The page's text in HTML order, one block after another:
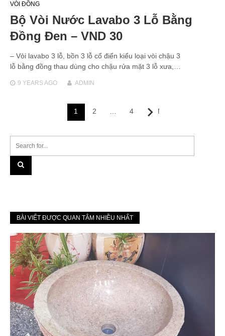
VÒI ĐỒNG
Bộ Vòi Nước Lavabo 3 Lỗ Bằng
Đồng Đen – VND 30
– Vòi lavabo 3 lỗ, bồn 3 lỗ cổ điển kiểu loại vòi chậu 3
lỗ bằng đồng thau dùng cho chậu rửa mặt 3 lỗ xưa,…
9 YEARSAGO ADMIN
1 2 … 4 Next
BÀI VIẾT ĐƯỢC QUAN TÂM NHIỀU NHẤT